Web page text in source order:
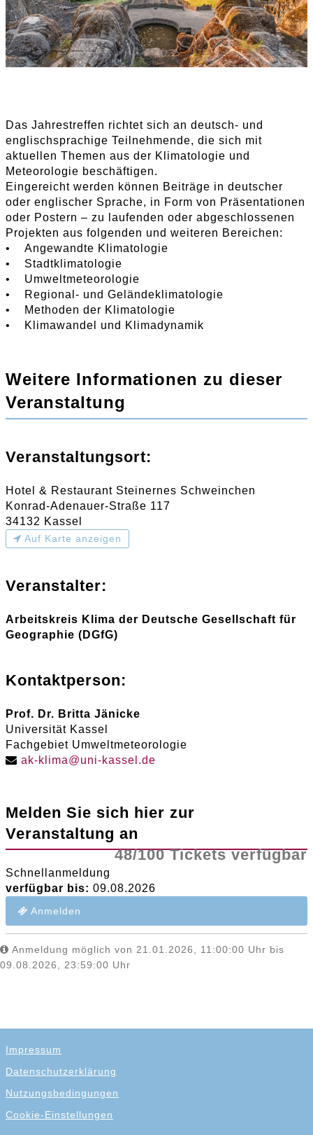
Das Jahrestreffen richtet sich an deutsch- und
englischsprachige Teilnehmende, die sich mit
aktuellen Themen aus der Klimatologie und
Meteorologie beschäftigen.
Eingereicht werden können Beiträge in deutscher
oder englischer Sprache, in Form von Präsentationen
oder Postern – zu laufenden oder abgeschlossenen
Projekten aus folgenden und weiteren Bereichen:
• Angewandte Klimatologie
• Stadtklimatologie
• Umweltmeteorologie
• Regional- und Geländeklimatologie
• Methoden der Klimatologie
• Klimawandel und Klimadynamik
Weitere Informationen zu dieser
Veranstaltung
Veranstaltungsort:
Hotel & Restaurant Steinernes Schweinchen
Konrad-Adenauer-Straße 117
34132 Kassel
Auf Karte anzeigen
Veranstalter:
Arbeitskreis Klima der Deutsche Gesellschaft für
Geographie (DGfG)
Kontaktperson:
Prof. Dr. Britta Jänicke
Universität Kassel
Fachgebiet Umweltmeteorologie
ak-klima@uni-kassel .de
Melden Sie sich hier zur
Veranstaltung an
48/100 Tickets verfügbar
Schnellanmeldung
verfügbar bis: 09.08.2026
Anmelden
Anmeldung möglich von 21.01.2026, 11:00:00 Uhr bis
09.08.2026, 23:59:00 Uhr
Impressum
Datenschutzerklärung
Nutzungsbedingungen
Cookie-Einstellungen